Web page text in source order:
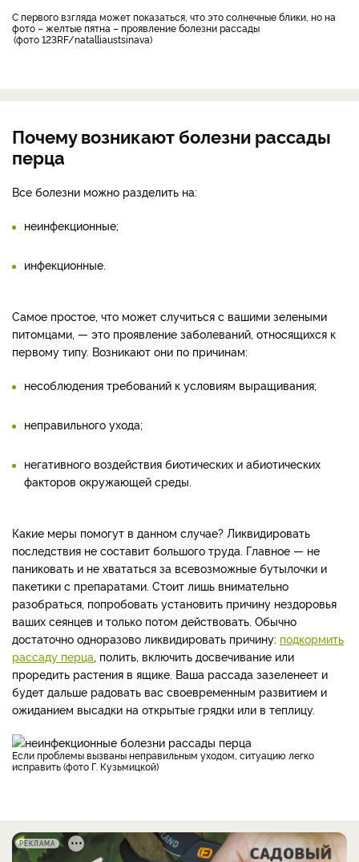
С первого взгляда может показаться, что это солнечные блики, но на
фото – желтые пятна – проявление болезни рассады
фото 123RF/natalliaustsinava
Почему возникают болезни рассады
перца
Все болезни можно разделить на:
неинфекционные;
инфекционные.
Самое простое, что может случиться с вашими зелеными
питомцами, — это проявление заболеваний, относящихся к
первому типу. Возникают они по причинам:
несоблюдения требований к условиям выращивания;
неправильного ухода;
негативного воздействия биотических и абиотических
факторов окружающей среды.
Какие меры помогут в данном случае? Ликвидировать
последствия не составит большого труда. Главное — не
паниковать и не хвататься за всевозможные бутылочки и
пакетики с препаратами. Стоит лишь внимательно
разобраться, попробовать установить причину нездоровья
ваших сеянцев и только потом действовать. Обычно
достаточно одноразово ликвидировать причину: подкормить
рассаду перца , полить, включить досвечивание или
проредить растения в ящике. Ваша рассада зазеленеет и
будет дальше радовать вас своевременным развитием и
ожиданием высадки на открытые грядки или в теплицу.
Если проблемы вызваны неправильным уходом, ситуацию легко
исправить (фото Г. Кузьмицкой)
РЕКЛАМА